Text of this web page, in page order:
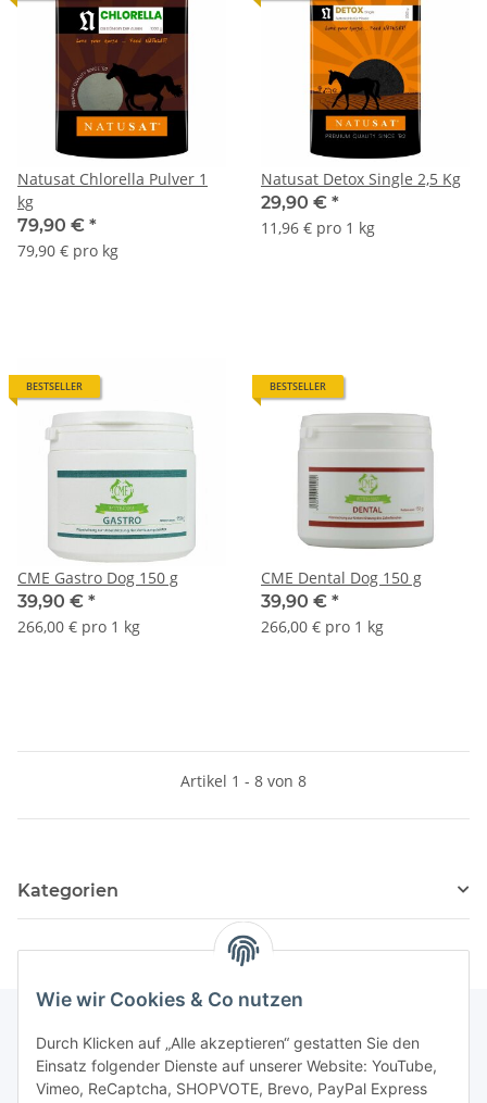
Wie wir Cookies & Co nutzen
Durch Klicken auf „Alle akzeptieren“ gestatten Sie den
Einsatz folgender Dienste auf unserer Website: YouTube,
Vimeo, ReCaptcha, SHOPVOTE, Brevo, PayPal Express
Natusat Chlorella Pulver 1
kg
79,90 € *
79,90 € pro kg
Natusat Detox Single 2,5 Kg
29,90 € *
11,96 € pro 1 kg
BESTSELLER
CME Gastro Dog 150 g
39,90 € *
266,00 € pro 1 kg
BESTSELLER
CME Dental Dog 150 g
39,90 € *
266,00 € pro 1 kg
Artikel 1 - 8 von 8
Kategorien
Informationen